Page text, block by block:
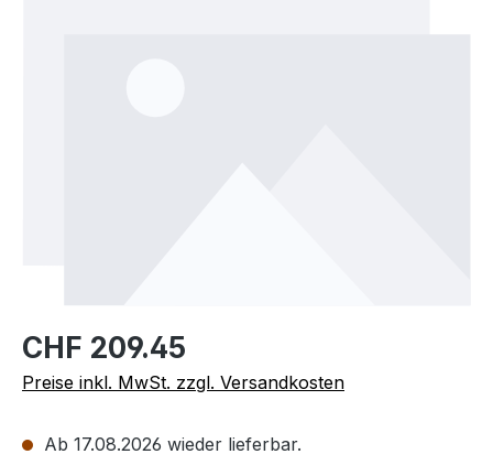
CHF 209.45
Preise inkl. MwSt. zzgl. Versandkosten
Ab 17.08.2026 wieder lieferbar.